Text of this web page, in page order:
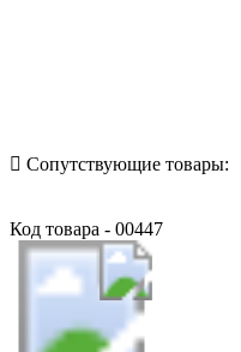
Сопутствующие товары:
Код товара - 00447